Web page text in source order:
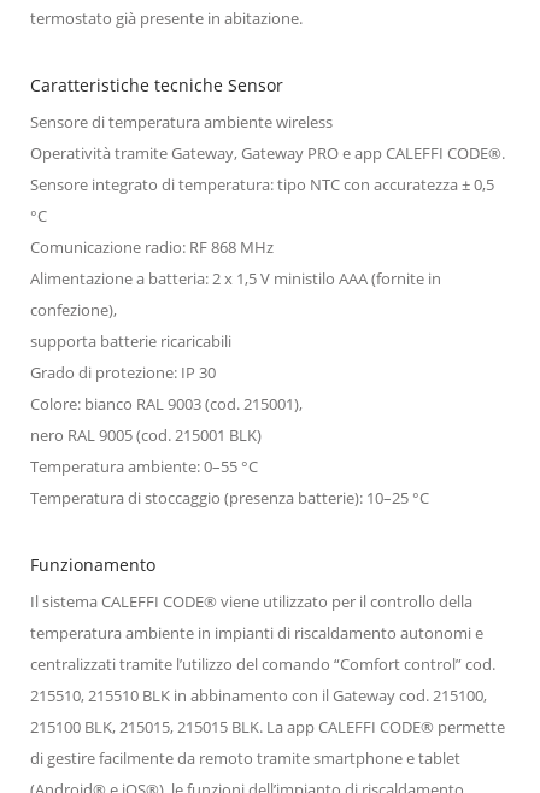
termostato già presente in abitazione.
Caratteristiche tecniche Sensor
Sensore di temperatura ambiente wireless
Operatività tramite Gateway, Gateway PRO e app CALEFFI CODE®.
Sensore integrato di temperatura: tipo NTC con accuratezza ± 0,5
°C
Comunicazione radio: RF 868 MHz
Alimentazione a batteria: 2 x 1,5 V ministilo AAA (fornite in
confezione),
supporta batterie ricaricabili
Grado di protezione: IP 30
Colore: bianco RAL 9003 (cod. 215001),
nero RAL 9005 (cod. 215001 BLK)
Temperatura ambiente: 0–55 °C
Temperatura di stoccaggio (presenza batterie): 10–25 °C
Funzionamento
Il sistema CALEFFI CODE® viene utilizzato per il controllo della
temperatura ambiente in impianti di riscaldamento autonomi e
centralizzati tramite l’utilizzo del comando “Comfort control” cod.
215510, 215510 BLK in abbinamento con il Gateway cod. 215100,
215100 BLK, 215015, 215015 BLK. La app CALEFFI CODE® permette
di gestire facilmente da remoto tramite smartphone e tablet